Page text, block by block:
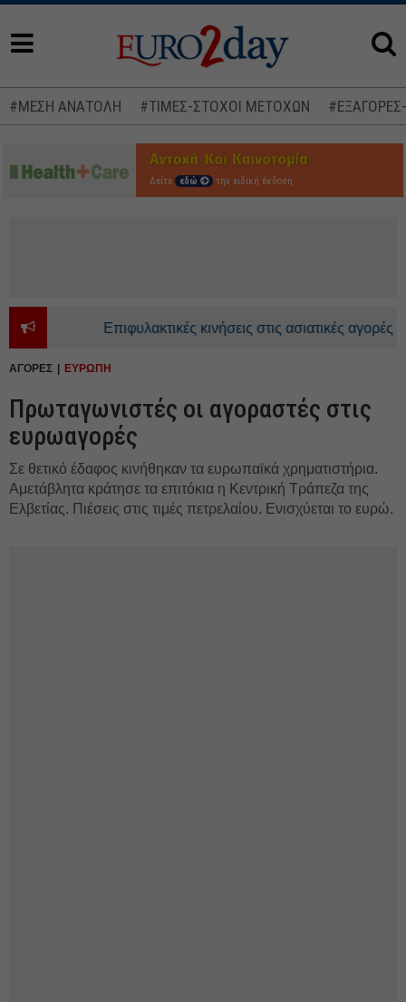
#ΜΕΣΗ ΑΝΑΤΟΛΗ #ΤΙΜΕΣ-ΣΤΟΧΟΙ ΜΕΤΟΧΩΝ
Δείτε εδώ την ειδική έκδοση
Επιφυλακτικές κινήσεις στις ασιατικές αγορές -
ΑΓΟΡΕΣ ΕΥΡΩΠΗ
Πρωταγωνιστές οι αγοραστές στις
ευρωαγορές
Σε θετικό έδαφος κινήθηκαν τα ευρωπαϊκά χρηματιστήρια.
Αμετάβλητα κράτησε τα επιτόκια η Κεντρική Τράπεζα της
Ελβετίας. Πιέσεις στις τιμές πετρελαίου. Ενισχύεται το ευρώ.